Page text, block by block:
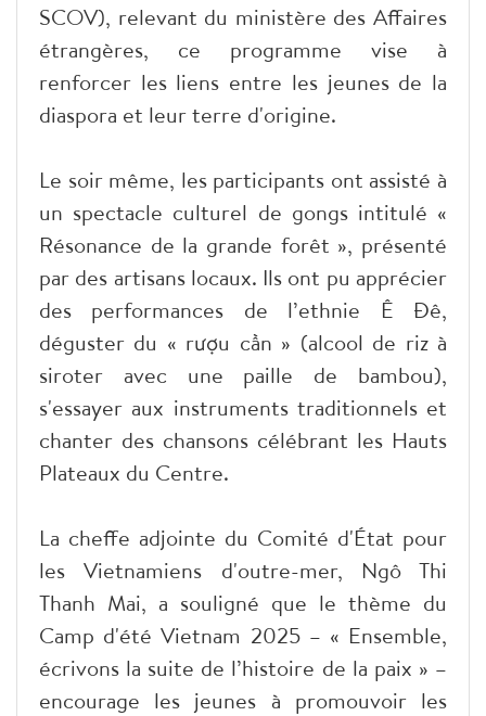
SCOV), relevant du ministère des Affaires
étrangères, ce programme vise à
renforcer les liens entre les jeunes de la
diaspora et leur terre d'origine.
Le soir même, les participants ont assisté à
un spectacle culturel de gongs intitulé «
Résonance de la grande forêt », présenté
par des artisans locaux. Ils ont pu apprécier
des performances de l’ethnie Ê Đê,
déguster du « rượu cần » (alcool de riz à
siroter avec une paille de bambou),
s'essayer aux instruments traditionnels et
chanter des chansons célébrant les Hauts
Plateaux du Centre.
La cheffe adjointe du Comité d'État pour
les Vietnamiens d'outre-mer, Ngô Thi
Thanh Mai, a souligné que le thème du
Camp d'été Vietnam 2025 – « Ensemble,
écrivons la suite de l’histoire de la paix » –
encourage les jeunes à promouvoir les